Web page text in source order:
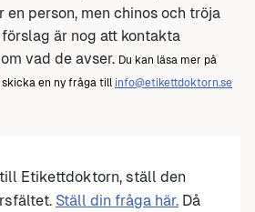
en person, men chinos och tröja
förslag är nog att kontakta
vad de avser. Du kan läsa mer på
en ny fråga till info@etikettdoktorn.se
Etikettdoktorn, ställ den
Ställ din fråga här. Då